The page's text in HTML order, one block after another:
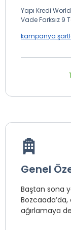
Yapı Kredi
Vade Farksız 9
kampanya
Genel
Baştan sona
ağırlamaya